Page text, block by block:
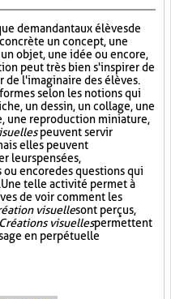
demandant aux élèves de
un concept, une
objet, une idée ou encore,
peut très bien s'inspirer de
de l'imaginaire des élèves.
selon les notions qui
un dessin, un collage, une
une reproduction miniature,
peuvent servir
elles peuvent
leurs pensées,
encore des questions qui
Une telle activité permet à
de voir comment les
visuellesont perçus,
Créations visuellespermettent
en perpétuelle